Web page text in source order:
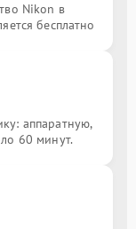
Nikon в
бесплатно
аппаратную,
60 минут.